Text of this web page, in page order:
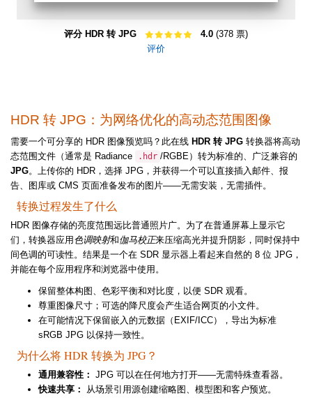
评分 HDR 转 JPG 4.0 (378 票)
评价
HDR 转 JPG：为网络优化的高动态范围图像
需要一个可分享的 HDR 图像预览吗？此在线 HDR 转 JPG 转换器将高动
态范围文件（通常是 Radiance
.hdr /RGBE）转为标准的、广泛兼容的
JPG。上传你的 HDR，选择 JPG，并获得一个可以直接插入邮件、报
告、图库或 CMS 页面准备发布的图片——无需安装，无需插件。
转换过程发生了什么
HDR 图像存储的亮度范围远比普通照片广。为了在普通屏幕上显示它
们，转换器应用 色调映射和伽马校正来压缩高光并提升阴影，同时保持中
间色调的可读性。结果是一个在 SDR 显示器上看起来自然的 8 位 JPG，
并能在每个应用程序和浏览器中使用。
保留整体构图、色彩平衡和对比度，以便 SDR 观看。
尊重图像尺寸；可选的降尺度会产生适合网页的小文件。
在可能情况下保留嵌入的元数据（EXIF/ICC），导出为标准
sRGB JPG 以保持一致性。
为什么将 HDR 转换为 JPG？
通用兼容性： JPG 可以在任何地方打开——无需特殊查看器。
快速共享：
从场景引用源创建缩略图、模型图和客户预览。